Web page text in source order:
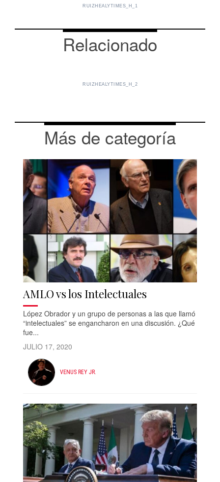
RUIZHEALYTIMES_H_1
Relacionado
RUIZHEALYTIMES_H_2
Más de categoría
AMLO vs los Intelectuales
López Obrador y un grupo de personas a las que llamó
“intelectuales” se engancharon en una discusión. ¿Qué
fue...
JULIO 17, 2020
VENUS REY JR.